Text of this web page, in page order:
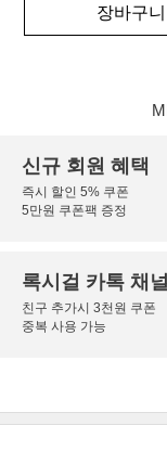
장바구니
신규 회원 혜택
즉시 할인 5% 쿠폰
5만원 쿠폰팩 증정
록시걸 카톡 채널
친구 추가시 3천원 쿠폰
중복 사용 가능